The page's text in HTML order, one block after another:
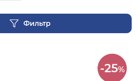
Фильтр
-25%